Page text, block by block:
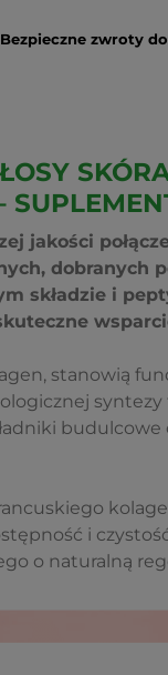
Bezpieczne zwroty
jakości
dobranych
składzie i
stanowią
i
o naturalną